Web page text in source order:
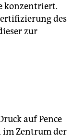
konzentriert.
des
zur
auf Pence
im Zentrum der